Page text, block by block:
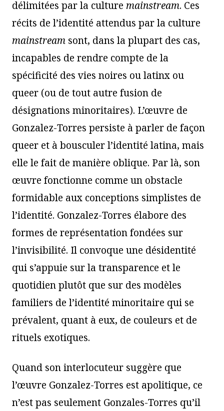
délimitées par la culture mainstream. Ces
récits de l’identité attendus par la culture
mainstream sont, dans la plupart des cas,
incapables de rendre compte de la
spécificité des vies noires ou latinx ou
queer (ou de tout autre fusion de
désignations minoritaires). L’œuvre de
Gonzalez-Torres persiste à parler de façon
queer et à bousculer l’identité latina, mais
elle le fait de manière oblique. Par là, son
œuvre fonctionne comme un obstacle
formidable aux conceptions simplistes de
l’identité. Gonzalez-Torres élabore des
formes de représentation fondées sur
l’invisibilité. Il convoque une désidentité
qui s’appuie sur la transparence et le
quotidien plutôt que sur des modèles
familiers de l’identité minoritaire qui se
prévalent, quant à eux, de couleurs et de
rituels exotiques.
Quand son interlocuteur suggère que
l’œuvre Gonzalez-Torres est apolitique, ce
n’est pas seulement Gonzales-Torres qu’il